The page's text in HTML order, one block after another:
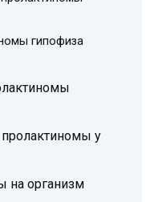
гипофиза
у
на организм